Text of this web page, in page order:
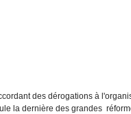
des dérogations à
la dernière des grandes